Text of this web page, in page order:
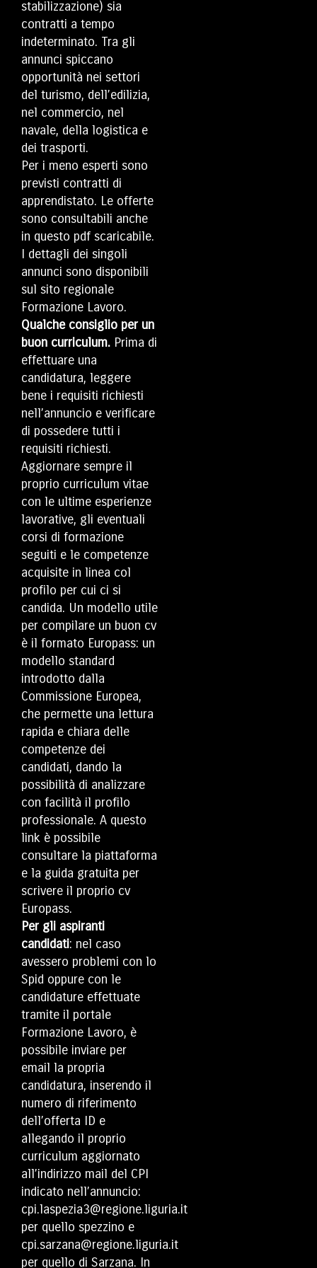
stabilizzazione) sia
contratti a tempo
indeterminato. Tra gli
annunci spiccano
opportunità nei settori
del turismo, dell’edilizia,
nel commercio, nel
navale, della logistica e
dei trasporti.
Per i meno esperti sono
previsti contratti di
apprendistato. Le offerte
sono consultabili anche
in questo pdf scaricabile.
I dettagli dei singoli
annunci sono disponibili
sul sito regionale
Formazione Lavoro.
Qualche consiglio per un
buon curriculum. Prima di
effettuare una
candidatura, leggere
bene i requisiti richiesti
nell’annuncio e verificare
di possedere tutti i
requisiti richiesti.
Aggiornare sempre il
proprio curriculum vitae
con le ultime esperienze
lavorative, gli eventuali
corsi di formazione
seguiti e le competenze
acquisite in linea col
profilo per cui ci si
candida. Un modello utile
per compilare un buon cv
è il formato Europass: un
modello standard
introdotto dalla
Commissione Europea,
che permette una lettura
rapida e chiara delle
competenze dei
candidati, dando la
possibilità di analizzare
con facilità il profilo
professionale. A questo
link è possibile
consultare la piattaforma
e la guida gratuita per
scrivere il proprio cv
Europass.
Per gli aspiranti
candidati: nel caso
avessero problemi con lo
Spid oppure con le
candidature effettuate
tramite il portale
Formazione Lavoro, è
possibile inviare per
email la propria
candidatura, inserendo il
numero di riferimento
dell’offerta ID e
allegando il proprio
curriculum aggiornato
all’indirizzo mail del CPI
indicato nell’annuncio:
cpi.laspezia3@regione.liguria.it
per quello spezzino e
cpi.sarzana@regione.liguria.it
per quello di Sarzana. In